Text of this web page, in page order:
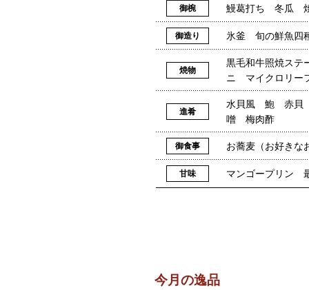
御椀 鰻葛打ち 冬瓜
御造り 氷釜 旬の鮮魚四
焼物
黒毛和牛照焼ス
ニ マイクロリー
進肴
水貝風 鮑 赤貝
噌 梅肉酢
御食事 お蕎麦（お好きな
甘味 マンゴープリン
今月の逸品